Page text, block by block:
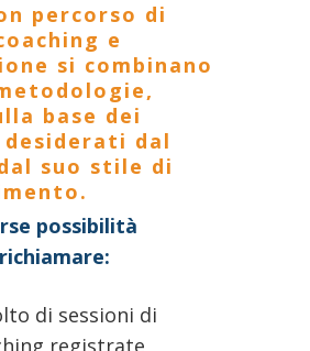
percorso di
e
si combinano
base dei
dal
suo stile di
possibilità
di sessioni di
registrate